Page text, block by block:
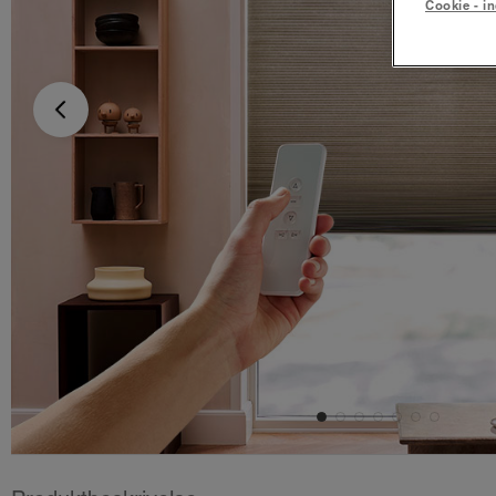
Cookie -